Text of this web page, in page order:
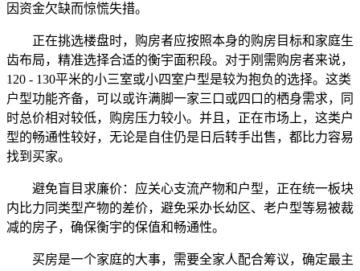
因资金欠缺而惊慌失措。
正在挑选楼盘时，购房者应按照本身的购房目标和家庭生
齿布局，精准选择合适的衡宇面积段。对于刚需购房者来说，
120 - 130平米的小三室或小四室户型是较为抱负的选择。这类
户型功能齐备，可以或许满脚一家三口或四口的栖身需求，同
时总价相对较低，购房压力较小。并且，正在市场上，这类户
型的畅通性较好，无论是自住仍是日后转手出售，都比力容易
找到买家。
避免盲目求廉价：应关心支流产物和户型，正在统一板块
内比力同类型产物的差价，避免采办长幼区、老户型等易被裁
减的房子，确保衡宇的保值和畅通性。
买房是一个家庭的大事，需要全家人配合筹议，确定最主